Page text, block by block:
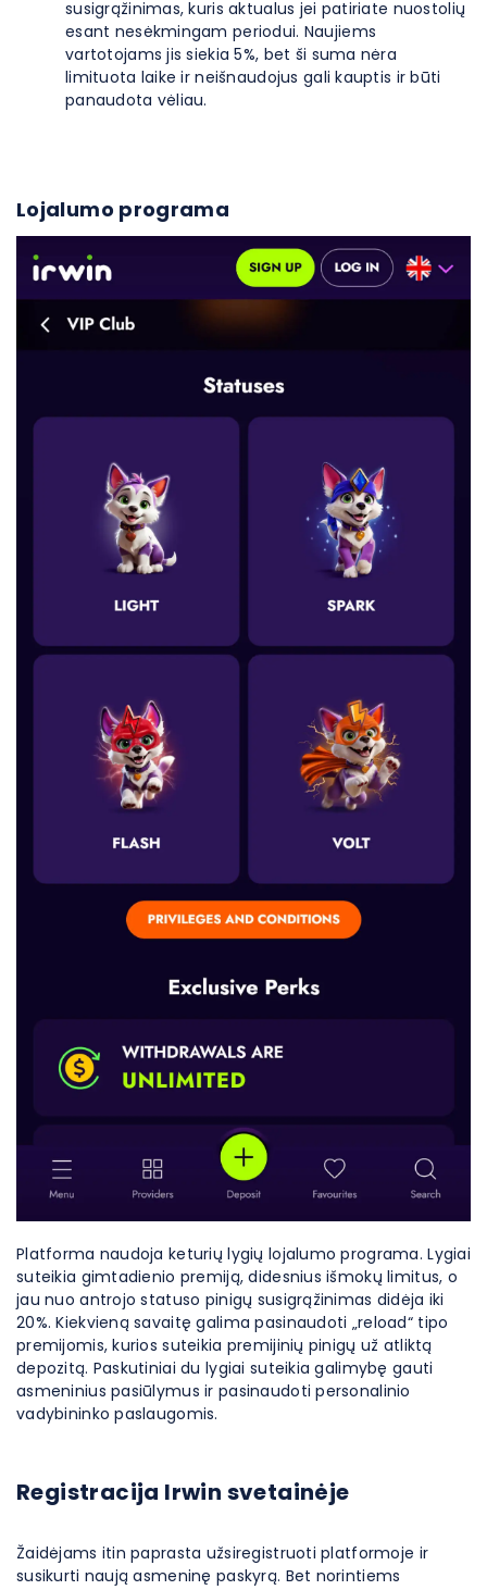
susigrąžinimas, kuris aktualus jei patiriate nuostolių
esant nesėkmingam periodui. Naujiems
vartotojams jis siekia 5%, bet ši suma nėra
limituota laike ir neišnaudojus gali kauptis ir būti
panaudota vėliau.
Lojalumo programa
Platforma naudoja keturių lygių lojalumo programa. Lygiai
suteikia gimtadienio premiją, didesnius išmokų limitus, o
jau nuo antrojo statuso pinigų susigrąžinimas didėja iki
20%. Kiekvieną savaitę galima pasinaudoti „reload“ tipo
premijomis, kurios suteikia premijinių pinigų už atliktą
depozitą. Paskutiniai du lygiai suteikia galimybę gauti
asmeninius pasiūlymus ir pasinaudoti personalinio
vadybininko paslaugomis.
Registracija Irwin svetainėje
Žaidėjams itin paprasta užsiregistruoti platformoje ir
susikurti naują asmeninę paskyrą. Bet norintiems